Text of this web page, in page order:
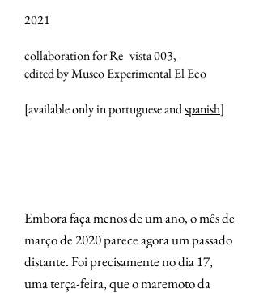
2021
collaboration for Re_vista 003,
edited byMuseo Experimental El Eco
[available only in portuguese andspanish]
Embora faça menos de um ano, o mês de
março de 2020 parece agora um passado
distante. Foi precisamente no dia 17,
uma terça-feira, que o maremoto da